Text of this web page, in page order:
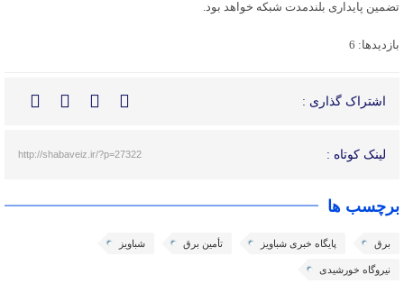
تضمین پایداری بلندمدت شبکه خواهد بود.
بازدیدها: 6
اشتراک گذاری :
لینک کوتاه : http://shabaveiz.ir/?p=27322
برچسب ها
برق پایگاه خبری شباویز تأمین برق شباویز
نیروگاه خورشیدی